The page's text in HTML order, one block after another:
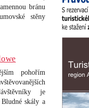
bránu
stěny
pohořím
je
skály a